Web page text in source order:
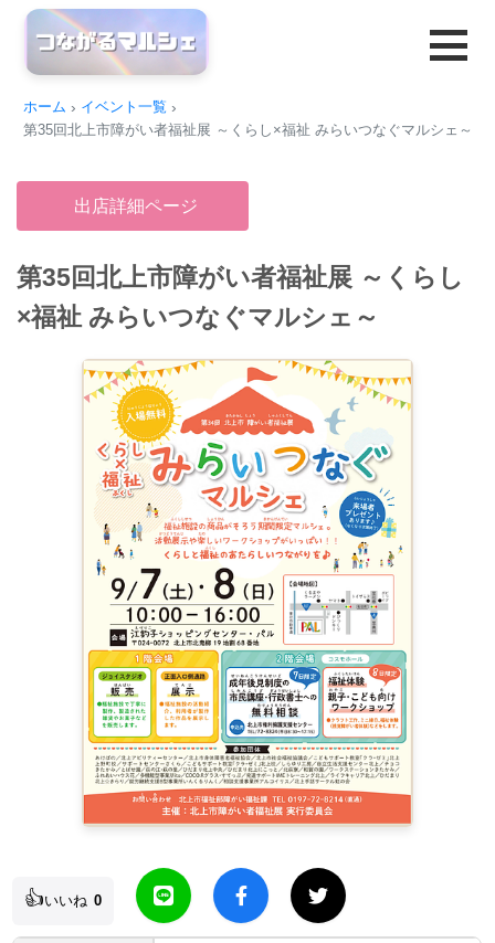
ホーム
イベント一覧
第35回北上市障がい者福祉展 ～くらし×福祉 みらいつなぐマルシェ～
出店詳細ページ
第35回北上市障がい者福祉展 ～くらし
×福祉 みらいつなぐマルシェ～
👍いいね 0